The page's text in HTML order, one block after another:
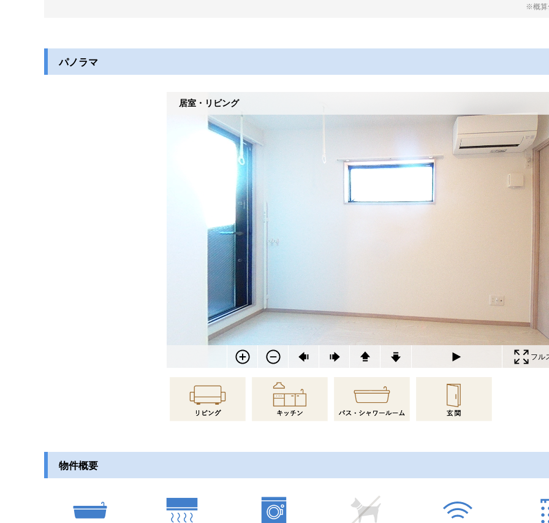
※概算
パノラマ
居室・リビング
フル
物件概要